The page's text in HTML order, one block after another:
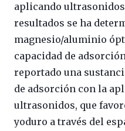
aplicando
resultados se ha
magnesio/aluminio
capacidad de
reportado una
de adsorción con la
ultrasonidos, que
yoduro a través del